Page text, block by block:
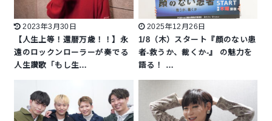
2023年3月30日
【人生上等！還暦万歳！！】永
遠のロックンローラーが奏でる
人生讃歌「もし生…
2025年12月26日
1/8（木）スタート『顔のない患
者-救うか、裁くか-』 の魅力を
語る！ …